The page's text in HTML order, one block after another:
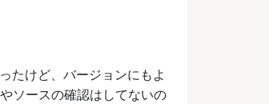
たけど、バージョンにもよ
ソースの確認はしてないの